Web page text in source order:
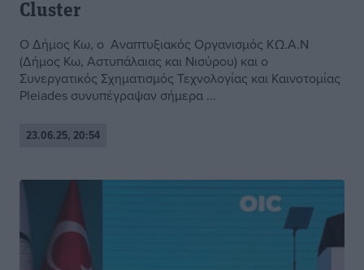
Cluster
Ο Δήμος Κω, ο Αναπτυξιακός Οργανισμός ΚΩ.Α.Ν
(Δήμος Κω, Αστυπάλαιας και Νισύρου) και ο
Συνεργατικός Σχηματισμός Τεχνολογίας και Καινοτομίας
Pleiades συνυπέγραψαν σήμερα ...
23.06.25, 20:54